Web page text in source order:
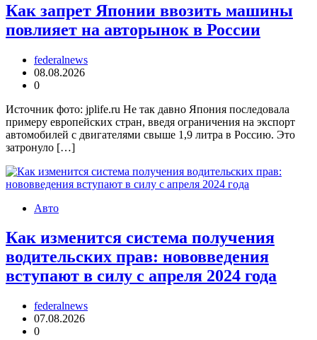
Как запрет Японии ввозить машины
повлияет на авторынок в России
federalnews
08.08.2026
0
Источник фото: jplife.ru Не так давно Япония последовала
примеру европейских стран, введя ограничения на экспорт
автомобилей с двигателями свыше 1,9 литра в Россию. Это
затронуло […]
Авто
Как изменится система получения
водительских прав: нововведения
вступают в силу с апреля 2024 года
federalnews
07.08.2026
0